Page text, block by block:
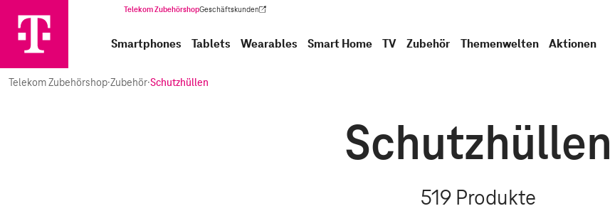
Telekom ZubehörshopGeschäftskunden
(Wird in einem neuen Tab geöffnet)
Smartphones Tablets Wearables Smart Home TV Zubehör Themenwelten Aktionen
Telekom Zubehörshop·Zubehör·Schutzhüllen
Schutzhüllen
519 Produkte